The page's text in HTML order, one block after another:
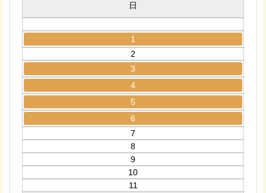
日
1
2
3
4
5
6
7
8
9
10
11